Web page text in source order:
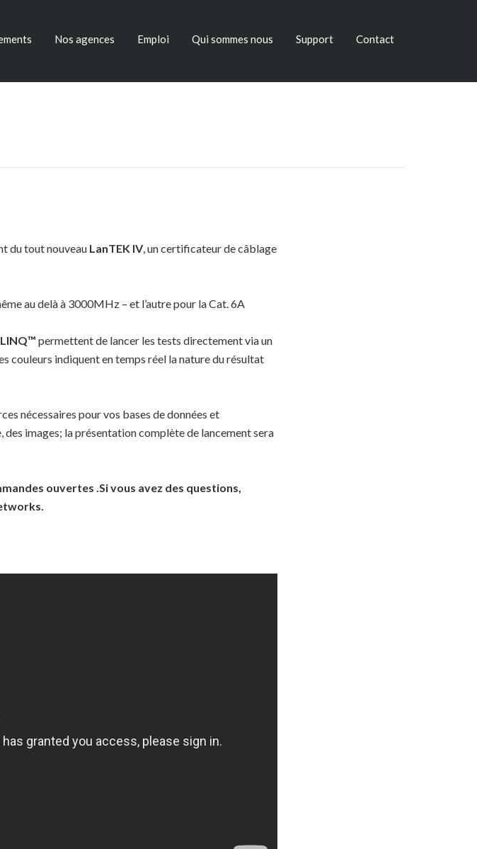
Nos agences Emploi Qui sommes nous Support Contact
du tout nouveau LanTEK IV, un certificateur de câblage
au delà à 3000MHz – et l’autre pour la Cat. 6A
permettent de lancer les tests directement via un
couleurs indiquent en temps réel la nature du résultat
nécessaires pour vos bases de données et
images; la présentation complète de lancement sera
ouvertes .Si vous avez des questions,